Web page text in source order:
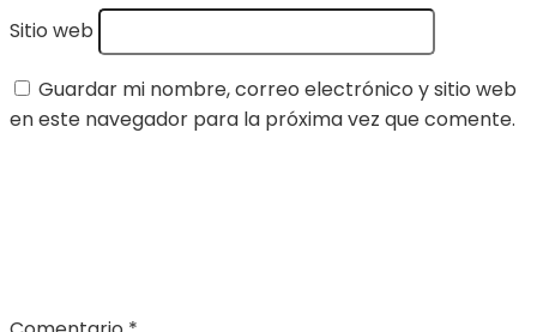
Sitio web
Guardar mi nombre, correo electrónico y sitio web
en este navegador para la próxima vez que comente.